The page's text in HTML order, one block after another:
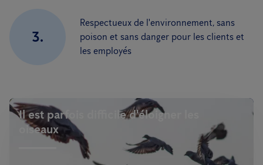
3.
Respectueux de l'environnement, sans
poison et sans danger pour les clients et
les employés
Il est parfois difficile d'éloigner les
oiseaux